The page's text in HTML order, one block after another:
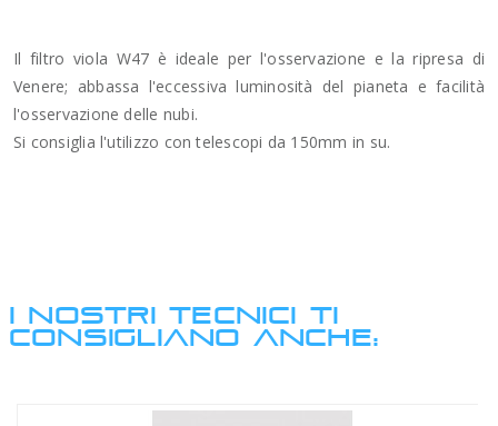
Il filtro viola W47 è ideale per l'osservazione e la ripresa di
Venere; abbassa l'eccessiva luminosità del pianeta e facilità
l'osservazione delle nubi.
Si consiglia l'utilizzo con telescopi da 150mm in su.
I NOSTRI TECNICI TI
CONSIGLIANO ANCHE: